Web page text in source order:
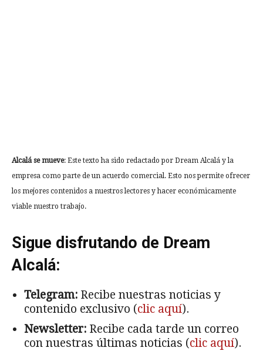
Alcalá se mueve: Este texto ha sido redactado por Dream Alcalá y la
empresa como parte de un acuerdo comercial. Esto nos permite ofrecer
los mejores contenidos a nuestros lectores y hacer económicamente
viable nuestro trabajo.
Sigue disfrutando de Dream
Alcalá:
Telegram: Recibe nuestras noticias y
contenido exclusivo (clic aquí).
Newsletter: Recibe cada tarde un correo
con nuestras últimas noticias (clic aquí).